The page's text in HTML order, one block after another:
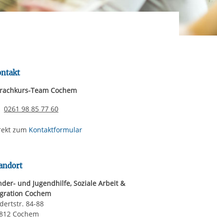
starten/stoppen
Team Cochem
Telefonnummer
0261 98 85 77 60
zum Kontaktformular
und Jugendhilfe, Soziale Arbeit &
Cochem
84-88
Cochem